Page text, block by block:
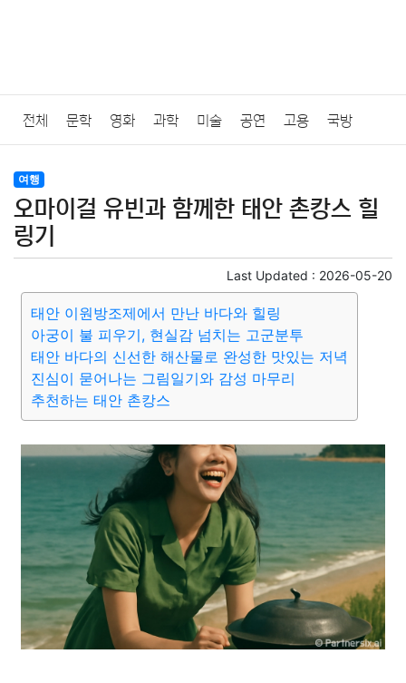
전체 문학 영화 과학 미술 공연 고용 국방
법률
질병 가요 방송 일상 주식 암호화폐 블록체인
미용 증권 인테리어
요리 상품리뷰 원예 금융 게임 스포츠
대출 자동차 취미 여행 맛집 IT 컴퓨터 기술
종교 사회 정치 건강 의료 의학 경제 마케팅
부동산 교육 교통 생활
여행
오마이걸 유빈과 함께한 태안 촌캉스 힐
링기
Last Updated : 2026-05-20
태안 이원방조제에서 만난 바다와 힐링
아궁이 불 피우기, 현실감 넘치는 고군분투
태안 바다의 신선한 해산물로 완성한 맛있는 저녁
진심이 묻어나는 그림일기와 감성 마무리
추천하는 태안 촌캉스